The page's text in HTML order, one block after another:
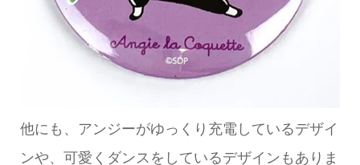
他にも、アンジーがゆっくり充電しているデザイ
ンや、可愛くダンスをしているデザインもありま